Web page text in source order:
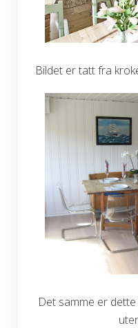
Bildet er tatt fra
Det samme er